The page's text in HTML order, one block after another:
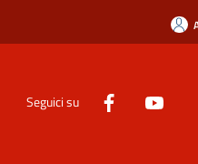
Seguici su